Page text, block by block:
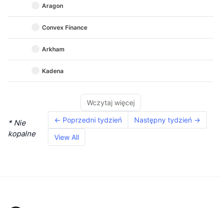
Aragon
Convex Finance
Arkham
Kadena
Wczytaj więcej
* Nie
kopalne
← Poprzedni tydzień Następny tydzień →
View All